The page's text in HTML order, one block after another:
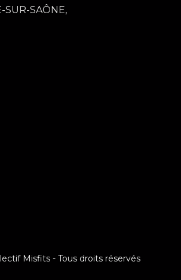
SUR-SAÔNE,
Misfits - Tous droits réservés